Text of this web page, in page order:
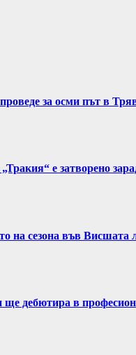
за осми път в
е затворено
на сезона във Висшата
дебютира в